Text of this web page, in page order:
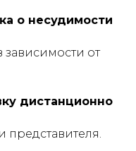
о несудимости
зависимости от
дистанционно
представителя.